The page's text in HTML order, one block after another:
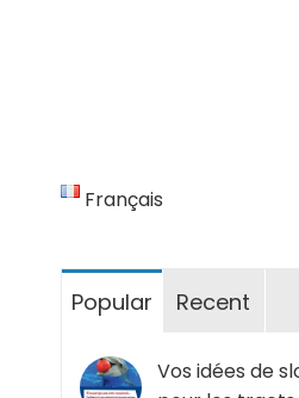
Français
Popular Recent
Vos idées de